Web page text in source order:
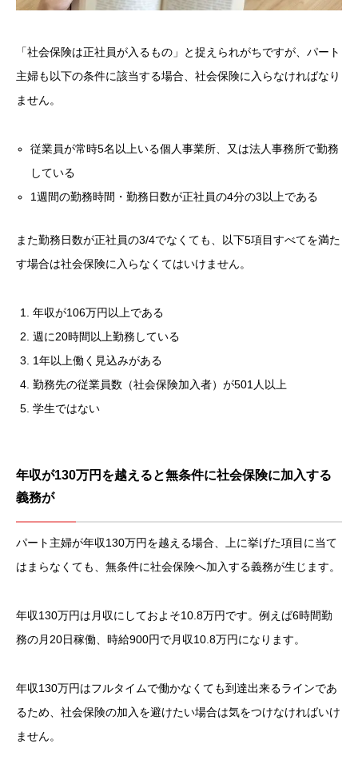
「社会保険は正社員が入るもの」と捉えられがちですが、パート
主婦も以下の条件に該当する場合、社会保険に入らなければなり
ません。
従業員が常時5名以上いる個人事業所、又は法人事務所で勤務
している
1週間の勤務時間・勤務日数が正社員の4分の3以上である
また勤務日数が正社員の3/4でなくても、以下5項目すべてを満た
す場合は社会保険に入らなくてはいけません。
年収が106万円以上である
週に20時間以上勤務している
1年以上働く見込みがある
勤務先の従業員数（社会保険加入者）が501人以上
学生ではない
年収が130万円を越えると無条件に社会保険に加入する
義務が
パート主婦が年収130万円を越える場合、上に挙げた項目に当て
はまらなくても、無条件に社会保険へ加入する義務が生じます。
年収130万円は月収にしておよそ10.8万円です。例えば6時間勤
務の月20日稼働、時給900円で月収10.8万円になります。
年収130万円はフルタイムで働かなくても到達出来るラインであ
るため、社会保険の加入を避けたい場合は気をつけなければいけ
ません。